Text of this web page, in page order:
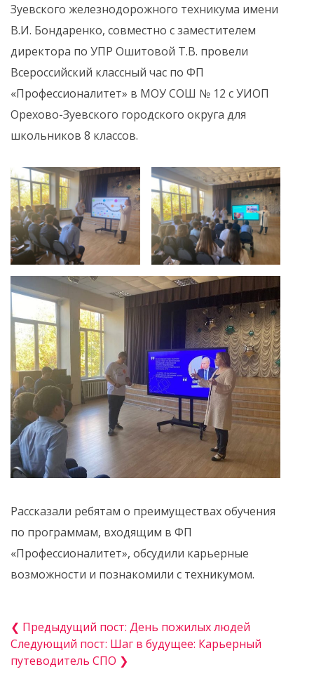
Зуевского железнодорожного техникума имени
В.И. Бондаренко, совместно с заместителем
директора по УПР Ошитовой Т.В. провели
Всероссийский классный час по ФП
«Профессионалитет» в МОУ СОШ № 12 с УИОП
Орехово-Зуевского городского округа для
школьников 8 классов.
Рассказали ребятам о преимуществах обучения
по программам, входящим в ФП
«Профессионалитет», обсудили карьерные
возможности и познакомили с техникумом.
❮ Предыдущий пост: День пожилых людей
Следующий пост: Шаг в будущее: Карьерный
путеводитель СПО ❯